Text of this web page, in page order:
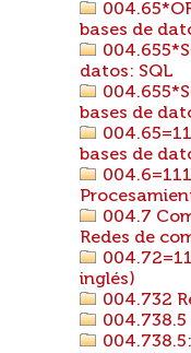
bases de
datos: SQL
bases de
bases de
004.7
Redes de
inglés)
004.732